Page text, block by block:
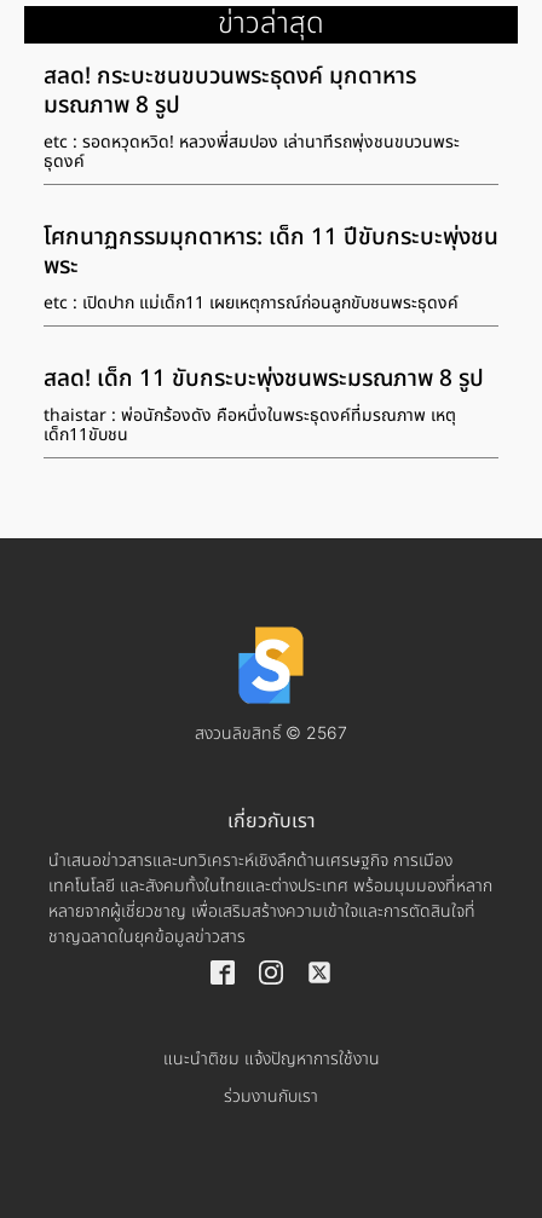
ข่าวล่าสุด
สลด! กระบะชนขบวนพระธุดงค์ มุกดาหาร
มรณภาพ 8 รูป
etc : รอดหวุดหวิด! หลวงพี่สมปอง เล่านาทีรถพุ่งชนขบวนพระ
ธุดงค์
โศกนาฏกรรมมุกดาหาร: เด็ก 11 ปีขับกระบะพุ่งชน
พระ
etc : เปิดปาก แม่เด็ก11 เผยเหตุการณ์ก่อนลูกขับชนพระธุดงค์
สลด! เด็ก 11 ขับกระบะพุ่งชนพระมรณภาพ 8 รูป
thaistar : พ่อนักร้องดัง คือหนึ่งในพระธุดงค์ที่มรณภาพ เหตุ
เด็ก11ขับชน
สงวนลิขสิทธิ์ © 2567
เกี่ยวกับเรา
นำเสนอข่าวสารและบทวิเคราะห์เชิงลึกด้านเศรษฐกิจ การเมือง
เทคโนโลยี และสังคมทั้งในไทยและต่างประเทศ พร้อมมุมมองที่หลาก
หลายจากผู้เชี่ยวชาญ เพื่อเสริมสร้างความเข้าใจและการตัดสินใจที่
ชาญฉลาดในยุคข้อมูลข่าวสาร
แนะนำติชม แจ้งปัญหาการใช้งาน
ร่วมงานกับเรา